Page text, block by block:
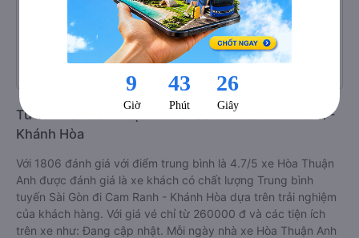
Chất lượng xe Hòa Thuận Anh đi Cam
4.7/5.0 đánh giá
Tư vấn xe Hòa Thuận Anh đi Sài Gòn từ Cam Ranh -
Khánh Hòa
Với 1806 đánh giá với điểm trung bình là 4.7/5 xe Hòa Thuận
Anh được đánh giá là xe khách có chất lượng Trung bình
tuyến Sài Gòn đi Cam Ranh - Khánh Hòa dựa trên trải nghiệm
của khách hàng. Với giá vé chỉ từ 260000 đ và các tiện ích
trên xe như: Đang cập nhật. Mỗi ngày nhà xe Hòa Thuận Anh